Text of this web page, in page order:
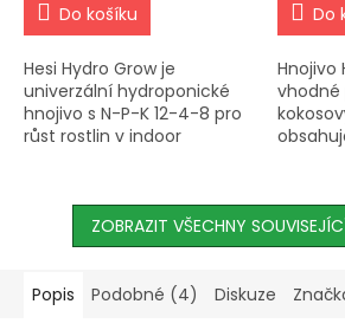
Do košíku
Hesi Hydro Grow je
univerzální hydroponické
hnojivo s N-P-K 12-4-8 pro
růst rostlin v indoor
stopové prvky pro zdravou
Do
Hnojivo
vhodné
jsou...
ZOBRAZIT VŠECHNY
Popis Podobné (4) Diskuze